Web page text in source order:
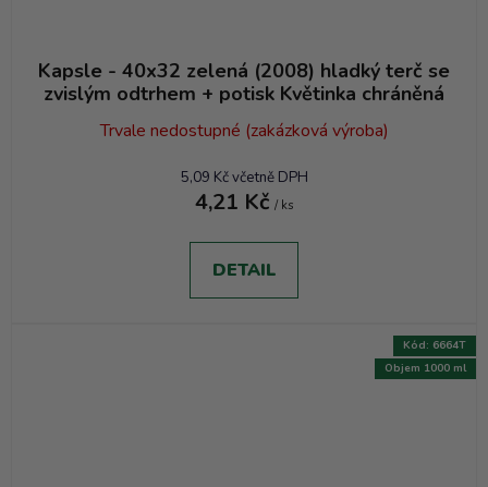
Kapsle - 40x32 zelená (2008) hladký terč se
zvislým odtrhem + potisk Květinka chráněná
Trvale nedostupné (zakázková výroba)
5,09 Kč včetně DPH
4,21 Kč / ks
DETAIL
Objem 1000 ml
Kód: 6664T